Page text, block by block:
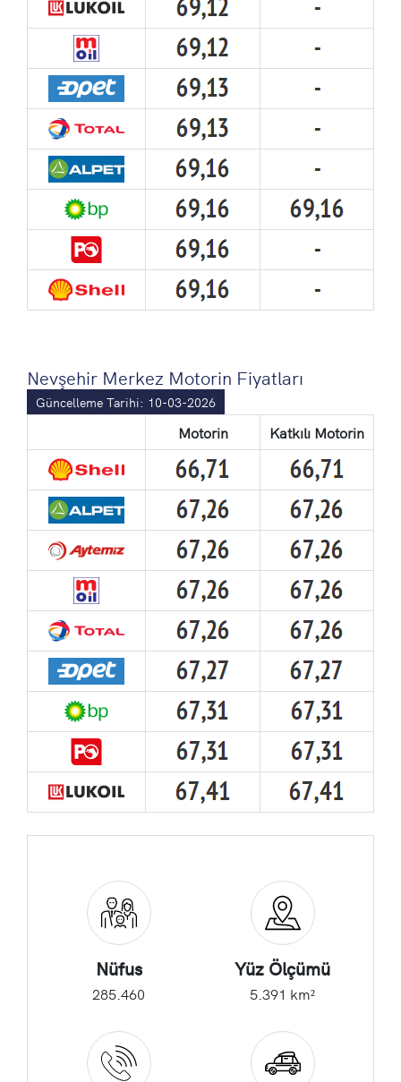
Nevşehir Merkez Motorin Fiyatları
Güncelleme Tarihi: 10-03-2026
Motorin Katkılı Motorin
Nüfus
285.460
Yüz Ölçümü
5.391 km²